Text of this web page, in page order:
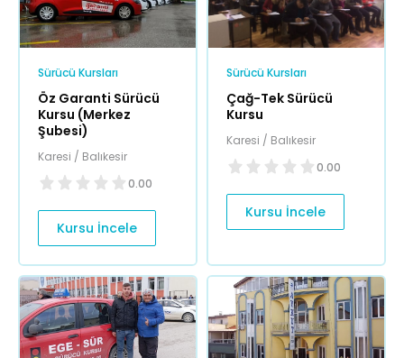
Sürücü Kursları
Öz Garanti Sürücü
Kursu (Merkez
Şubesi)
Karesi / Balıkesir
0.00
Kursu İncele
Sürücü Kursları
Çağ-Tek Sürücü
Kursu
Karesi / Balıkesir
0.00
Kursu İncele